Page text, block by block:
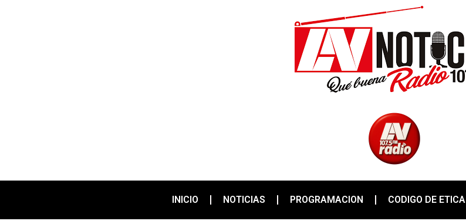
INICIO NOTICIAS PROGRAMACION CODIGO DE ETICA